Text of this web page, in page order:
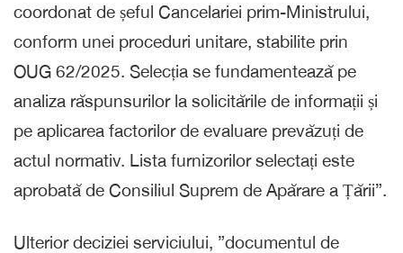
coordonat de șeful Cancelariei prim-Ministrului,
conform unei proceduri unitare, stabilite prin
OUG 62/2025. Selecția se fundamentează pe
analiza răspunsurilor la solicitările de informații și
pe aplicarea factorilor de evaluare prevăzuți de
actul normativ. Lista furnizorilor selectați este
aprobată de Consiliul Suprem de Apărare a Țării”.
Ulterior deciziei serviciului, ”documentul de